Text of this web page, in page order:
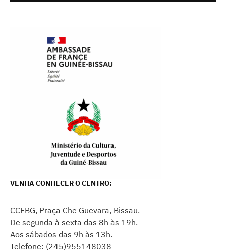
VENHA CONHECER O CENTRO:
CCFBG, Praça Che Guevara, Bissau.
De segunda à sexta das 8h às 19h.
Aos sábados das 9h às 13h.
Telefone: (245)955148038